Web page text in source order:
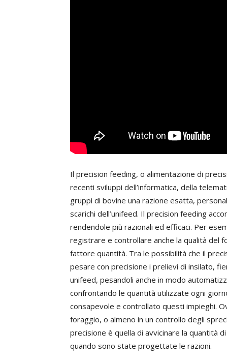
Il precision feeding, o alimentazione di
recenti sviluppi dell’informatica, della
gruppi di bovine una razione esatta,
scarichi dell’unifeed. Il precision feeding
rendendole più razionali ed efficaci. Per
registrare e controllare anche la qualità del
fattore quantità. Tra le possibilità che il
pesare con precisione i prelievi di insilato,
unifeed, pesandoli anche in modo
confrontando le quantità utilizzate ogni
consapevole e controllato questi impieghi.
foraggio, o almeno in un controllo degli
precisione è quella di avvicinare la quantità
quando sono state progettate le razioni.